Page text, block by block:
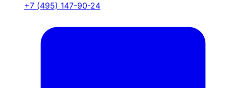
+7 (495) 147-90-24